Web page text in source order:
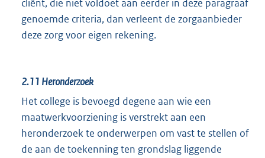
cliënt, die niet voldoet aan eerder in deze paragraaf
genoemde criteria, dan verleent de zorgaanbieder
deze zorg voor eigen rekening.
2.11 Heronderzoek
Het college is bevoegd degene aan wie een
maatwerkvoorziening is verstrekt aan een
heronderzoek te onderwerpen om vast te stellen of
de aan de toekenning ten grondslag liggende